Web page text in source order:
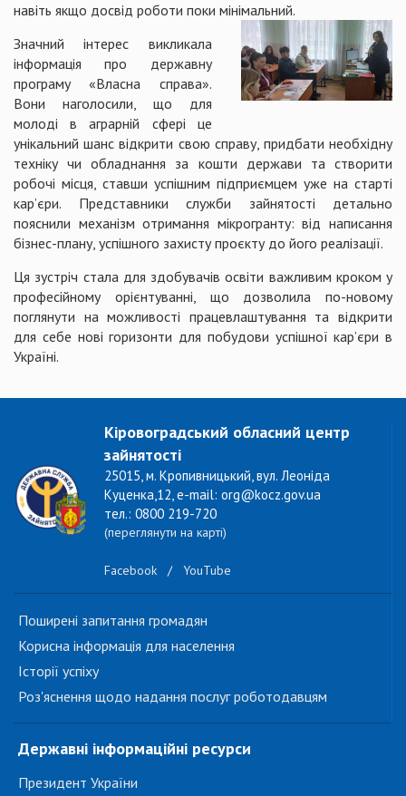
навіть якщо досвід роботи поки мінімальний.
Значний інтерес викликала
інформація про державну
програму «Власна справа».
Вони наголосили, що для
молоді в аграрній сфері це
унікальний шанс відкрити свою справу, придбати необхідну
техніку чи обладнання за кошти держави та створити
робочі місця, ставши успішним підприємцем уже на старті
кар’єри. Представники служби зайнятості детально
пояснили механізм отримання мікрогранту: від написання
бізнес-плану, успішного захисту проєкту до його реалізації.
Ця зустріч стала для здобувачів освіти важливим кроком у
професійному орієнтуванні, що дозволила по-новому
поглянути на можливості працевлаштування та відкрити
для себе нові горизонти для побудови успішної кар’єри в
Україні.
Кіровоградський обласний центр
зайнятості
25015, м. Кропивницький, вул. Леоніда
Куценка,12, e-mail: org@kocz.gov.ua
тел.: 0800 219-720
(переглянути на карті)
Facebook / YouTube
Поширені запитання громадян
Корисна інформація для населення
Історії успіху
Роз'яснення щодо надання послуг роботодавцям
Державні інформаційні ресурси
Президент України